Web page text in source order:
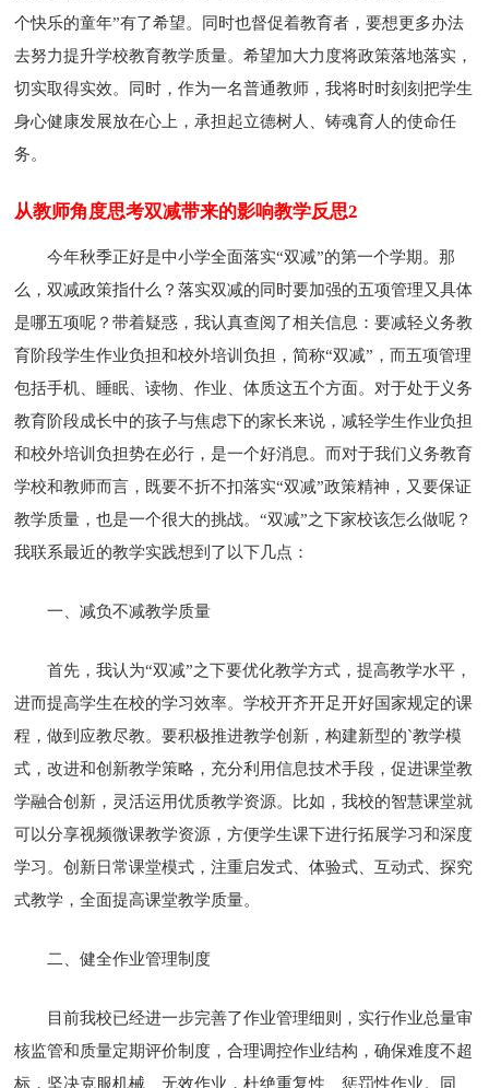
个快乐的童年”有了希望。同时也督促着教育者，要想更多办法
去努力提升学校教育教学质量。希望加大力度将政策落地落实，
切实取得实效。同时，作为一名普通教师，我将时时刻刻把学生
身心健康发展放在心上，承担起立德树人、铸魂育人的使命任
务。
从教师角度思考双减带来的影响教学反思2
今年秋季正好是中小学全面落实“双减”的第一个学期。那
么，双减政策指什么？落实双减的同时要加强的五项管理又具体
是哪五项呢？带着疑惑，我认真查阅了相关信息：要减轻义务教
育阶段学生作业负担和校外培训负担，简称“双减”，而五项管理
包括手机、睡眠、读物、作业、体质这五个方面。对于处于义务
教育阶段成长中的孩子与焦虑下的家长来说，减轻学生作业负担
和校外培训负担势在必行，是一个好消息。而对于我们义务教育
学校和教师而言，既要不折不扣落实“双减”政策精神，又要保证
教学质量，也是一个很大的挑战。“双减”之下家校该怎么做呢？
我联系最近的教学实践想到了以下几点：
一、减负不减教学质量
首先，我认为“双减”之下要优化教学方式，提高教学水平，
进而提高学生在校的学习效率。学校开齐开足开好国家规定的课
程，做到应教尽教。要积极推进教学创新，构建新型的`教学模
式，改进和创新教学策略，充分利用信息技术手段，促进课堂教
学融合创新，灵活运用优质教学资源。比如，我校的智慧课堂就
可以分享视频微课教学资源，方便学生课下进行拓展学习和深度
学习。创新日常课堂模式，注重启发式、体验式、互动式、探究
式教学，全面提高课堂教学质量。
二、健全作业管理制度
目前我校已经进一步完善了作业管理细则，实行作业总量审
核监管和质量定期评价制度，合理调控作业结构，确保难度不超
标，坚决克服机械、无效作业，杜绝重复性、惩罚性作业。同